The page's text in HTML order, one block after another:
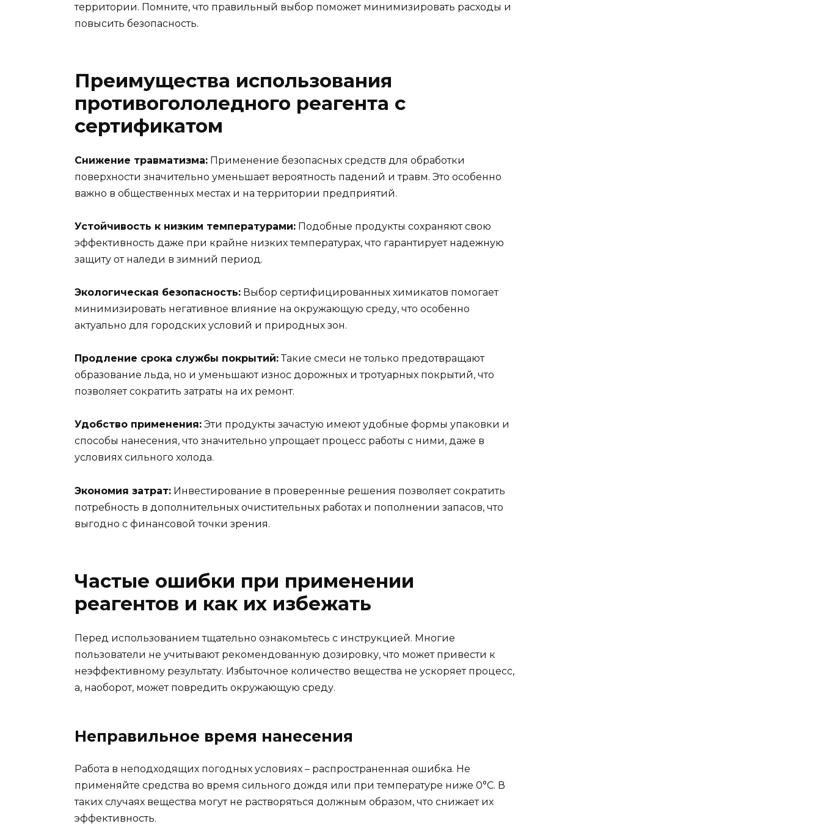
территории. Помните, что правильный выбор поможет минимизировать расходы и
повысить безопасность.
Преимущества использования
противогололедного реагента с
сертификатом
Снижение травматизма: Применение безопасных средств для обработки
поверхности значительно уменьшает вероятность падений и травм. Это особенно
важно в общественных местах и на территории предприятий.
Устойчивость к низким температурами: Подобные продукты сохраняют свою
эффективность даже при крайне низких температурах, что гарантирует надежную
защиту от наледи в зимний период.
Экологическая безопасность: Выбор сертифицированных химикатов помогает
минимизировать негативное влияние на окружающую среду, что особенно
актуально для городских условий и природных зон.
Продление срока службы покрытий:Такие смеси не только предотвращают
образование льда, но и уменьшают износ дорожных и тротуарных покрытий, что
позволяет сократить затраты на их ремонт.
Удобство применения: Эти продукты зачастую имеют удобные формы упаковки и
способы нанесения, что значительно упрощает процесс работы с ними, даже в
условиях сильного холода.
Экономия затрат: Инвестирование в проверенные решения позволяет сократить
потребность в дополнительных очистительных работах и пополнении запасов, что
выгодно с финансовой точки зрения.
Частые ошибки при применении
реагентов и как их избежать
Перед использованием тщательно ознакомьтесь с инструкцией. Многие
пользователи не учитывают рекомендованную дозировку, что может привести к
неэффективному результату. Избыточное количество вещества не ускоряет процесс,
а, наоборот, может повредить окружающую среду.
Неправильное время нанесения
Работа в неподходящих погодных условиях – распространенная ошибка. Не
применяйте средства во время сильного дождя или при температуре ниже 0°C. В
таких случаях вещества могут не растворяться должным образом, что снижает их
эффективность.